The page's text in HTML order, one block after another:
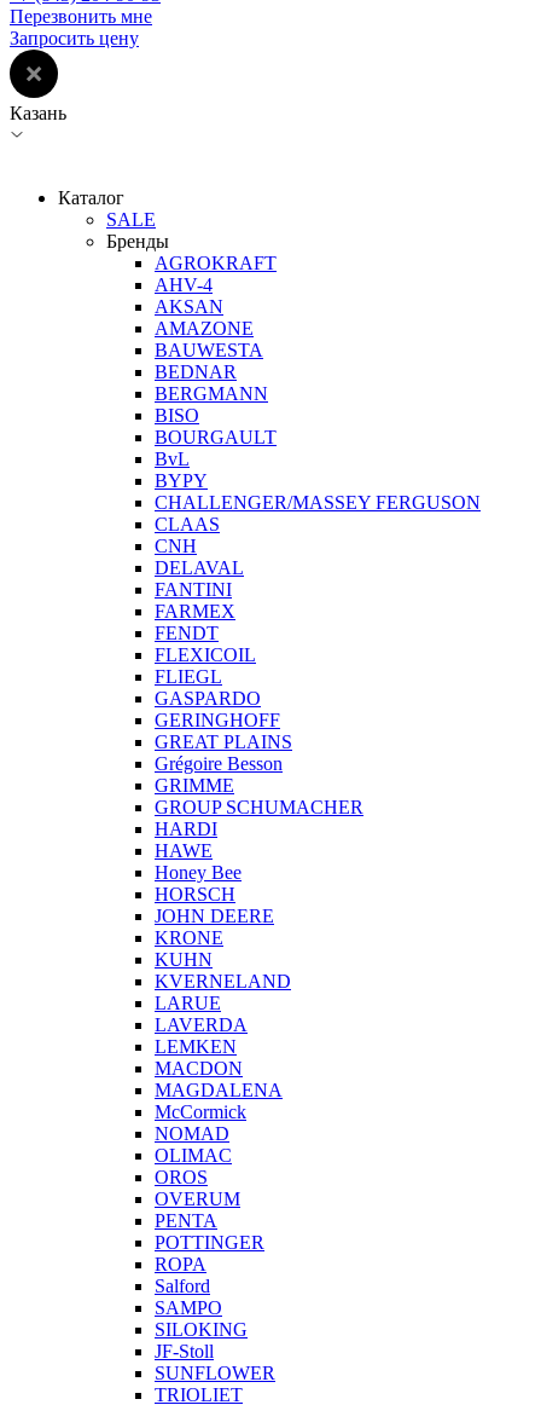
Перезвонить мне
Запросить цену
Казань
Каталог
SALE
Бренды
AGROKRAFT
AHV-4
AKSAN
AMAZONE
BAUWESTA
BEDNAR
BERGMANN
BISO
BOURGAULT
BvL
BYPY
CHALLENGER/MASSEY FERGUSON
CLAAS
CNH
DELAVAL
FANTINI
FARMEX
FENDT
FLEXICOIL
FLIEGL
GASPARDO
GERINGHOFF
GREAT PLAINS
Grégoire Besson
GRIMME
GROUP SCHUMACHER
HARDI
HAWE
Honey Bee
HORSCH
JOHN DEERE
KRONE
KUHN
KVERNELAND
LARUE
LAVERDA
LEMKEN
MACDON
MAGDALENA
McCormick
NOMAD
OLIMAC
OROS
OVERUM
PENTA
POTTINGER
ROPA
Salford
SAMPO
SILOKING
JF-Stoll
SUNFLOWER
TRIOLIET